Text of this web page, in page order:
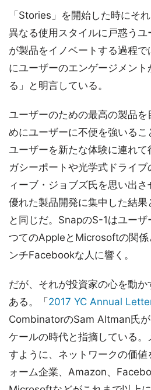
「Stories」を開始した時にそ
異なる使用スタイルに戸惑う
が製品をイノベートする過程
にユーザーのエンゲージメン
る」と明言している。
ユーザーのための最高の製品
めにユーザーに不便を強いるこ
ユーザーを新たな体験に連れ
ガシーポートや光学式ドライ
ィーブ・ジョブズ氏を思い出さ
優れた製品開発に集中した結
と同じだ。SnapのS-1はユー
つてのAppleとMicrosoftの関係
ンチFacebookな人に響く。
だが、それが投資家の心を動
ある。「 2017 YC Annual
CombinatorのSam Altman氏
ケールの時代と指摘している
すように、ネットワークの価
ォーム企業、Amazon、